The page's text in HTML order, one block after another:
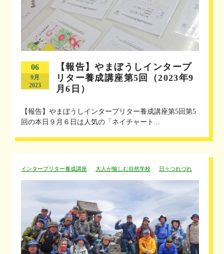
06
9月
2023
【報告】やまぼうしインタープ
リター養成講座第5回（2023年9
月6日）
【報告】やまぼうしインタープリター養成講座第5回第5
回の本日９月６日は人気の「ネイチャート...
インタープリター養成講座 大人が愉しむ自然学校 日々つれづれ